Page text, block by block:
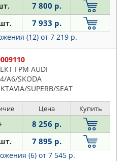
7 800 р.
7 933 р.
(12) от 7 219 р.
ГРМ AUDI
A6/SKODA
SUPERB/SEAT
Цена Купить
8 256 р.
7 895 р.
(6) от 7 545 р.